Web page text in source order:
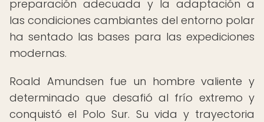
preparación adecuada y la adaptación a
las condiciones cambiantes del entorno polar
ha sentado las bases para las expediciones
modernas.
Roald Amundsen fue un hombre valiente y
determinado que desafió al frío extremo y
conquistó el Polo Sur. Su vida y trayectoria